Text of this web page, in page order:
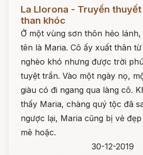
La Llorona - Truyền
than khóc
Ở một vùng sơn thôn hẻo
tên là Maria. Cô ấy xuất thân
nghèo khó nhưng được trời
tuyệt trần. Vào một ngày nọ,
giàu có đi ngang qua làng cô.
thấy Maria, chàng quý tộc đã
ngược lại, Maria cũng bị vẻ
mê hoặc.
30-12-2019